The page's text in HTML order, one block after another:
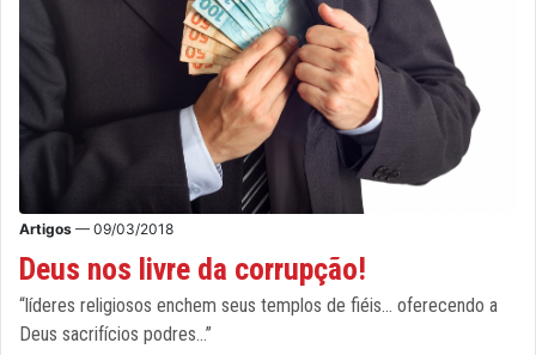
Artigos — 09/03/2018
Deus nos livre da corrupção!
“líderes religiosos enchem seus templos de fiéis... oferecendo a
Deus sacrifícios podres...”